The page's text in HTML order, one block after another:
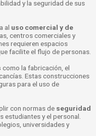
y la seguridad de sus
al uso comercial y de
centros comerciales y
requieren espacios
facilite el flujo de personas.
como la fabricación, el
Estas construcciones
para el uso de
con normas de seguridad
estudiantes y el personal.
universidades y